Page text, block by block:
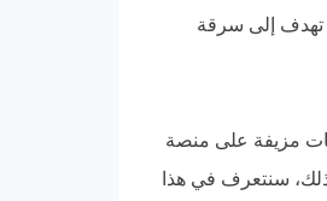
تهدف إلى سرقة
مزيفة على منصة
ذلك، سنتعرف في هذا